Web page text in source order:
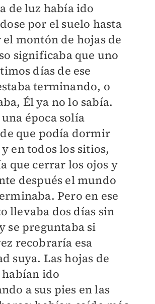
de luz había ido
por el suelo hasta
el montón de hojas de
significaba que uno
días de ese
terminando, o
Él ya no lo sabía.
época solía
que podía dormir
en todos los sitios,
que cerrar los ojos y
después el mundo
Pero en ese
llevaba dos días sin
se preguntaba si
recobraría esa
suya. Las hojas de
habían ido
a sus pies en las